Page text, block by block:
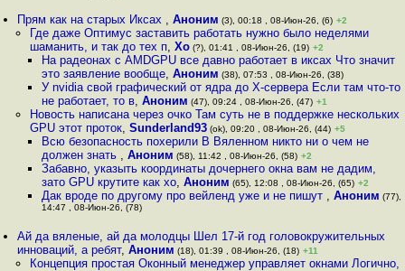
Прям как на старых Иксах ,Аноним (3), 00:18 , 08-Июн-26, (6) +2
Где даже Оптимус заставить работать нужно было неделями
шаманить, и так до тех п, Xo(?), 01:41 , 08-Июн-26, (19) +2
На радеонах с AMDGPU все давно работает в иксах Что значит
это заявление вообще, Аноним (38), 07:53 , 08-Июн-26, (38)
У nvidia свой графический от ядра до X-сервера Если там что-то
не работает, то в, Аноним (47), 09:24 , 08-Июн-26, (47) +1
Новость написана через очко Там суть не в поддержке нескольких
GPU этот проток, Sunderland93(ok), 09:20 , 08-Июн-26, (44) +5
Всю безопасность похерили В Вяленном никто ни о чем не
должен знать , Аноним (58), 11:42 , 08-Июн-26, (58) +2
Забавно, указыть координаты дочернего окна вам не дадим,
зато GPU крутите как хо, Аноним (65), 12:08 , 08-Июн-26, (65) +2
Дак вроде по другому про вейленд уже и не пишут , Аноним (77),
14:47 , 08-Июн-26, (78)
Ай да вяленые, ай да молодцы Шел 17-й год головокружительных
инноваций, а ребят,Аноним (18), 01:39 , 08-Июн-26, (18) +11
Концепция простая Оконный менеджер управляет окнами Логично,